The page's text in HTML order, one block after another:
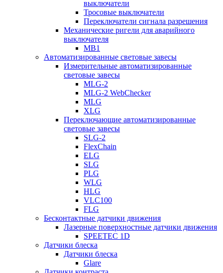
выключатели
Тросовые выключатели
Переключатели сигнала разрешения
Механические ригели для аварийного
выключателя
MB1
Автоматизированные световые завесы
Измерительные автоматизированные
световые завесы
MLG-2
MLG-2 WebChecker
MLG
XLG
Переключающие автоматизированные
световые завесы
SLG-2
FlexChain
ELG
SLG
PLG
WLG
HLG
VLC100
FLG
Бесконтактные датчики движения
Лазерные поверхностные датчики движения
SPEETEC 1D
Датчики блеска
Датчики блеска
Glare